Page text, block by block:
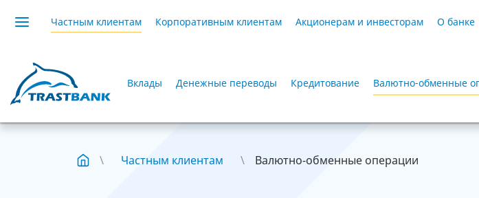
Частным клиентам Корпоративным клиентам Акционерам и инвесторам О банке
Вклады Денежные переводы Кредитование Валютно-обменные
Частным клиентам Валютно-обменные операции